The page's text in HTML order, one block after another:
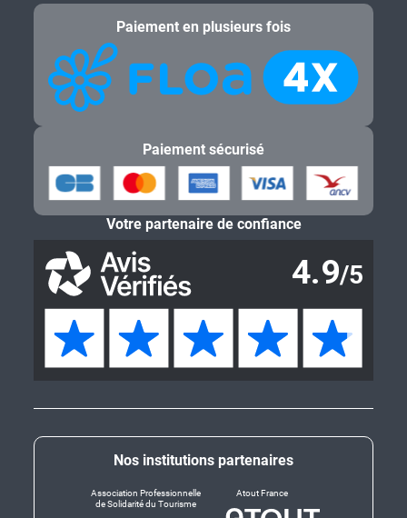
Nos institutions partenaires
Association Professionnelle
de Solidarité du Tourisme
Atout France
Paiement en plusieurs fois
Paiement sécurisé
Votre partenaire de confiance